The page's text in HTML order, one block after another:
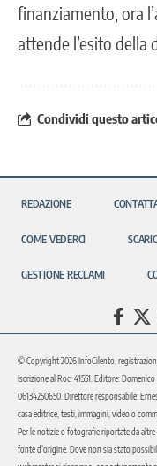
finanziamento, ora
attende l’esito della
Condividi questo
REDAZIONE
COME VEDERCI
GESTIONE RECLAMI
© Copyright 2026 InfoCilento,
Iscrizione al Roc: 41551. Editore:
06134250650. Direttore responsabile:
casa editrice, testi, immagini, video o
Per le notizie o fotografie riportate da
fonte d’origine. Dove non sia stato